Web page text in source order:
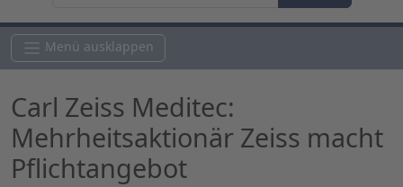
Menü ausklappen
Carl Zeiss Meditec:
Mehrheitsaktionär Zeiss macht
Pflichtangebot